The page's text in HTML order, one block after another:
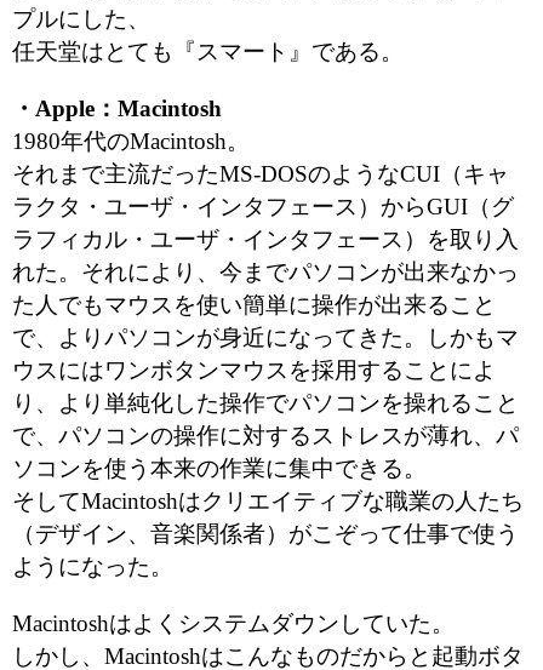
プルにした、
任天堂はとても『スマート』である。
・Apple：Macintosh
1980年代のMacintosh。
それまで主流だったMS-DOSのようなCUI（キャ
ラクタ・ユーザ・インタフェース）からGUI（グ
ラフィカル・ユーザ・インタフェース）を取り入
れた。それにより、今までパソコンが出来なかっ
た人でもマウスを使い簡単に操作が出来ること
で、よりパソコンが身近になってきた。しかもマ
ウスにはワンボタンマウスを採用することによ
り、より単純化した操作でパソコンを操れること
で、パソコンの操作に対するストレスが薄れ、パ
ソコンを使う本来の作業に集中できる。
そしてMacintoshはクリエイティブな職業の人たち
（デザイン、音楽関係者）がこぞって仕事で使う
ようになった。
Macintoshはよくシステムダウンしていた。
しかし、Macintoshはこんなものだからと起動ボタ